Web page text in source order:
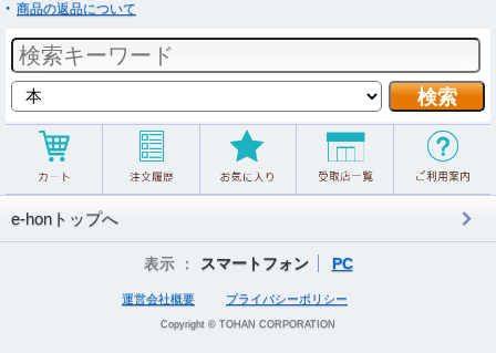
商品の返品について
e-honトップへ
表示 ： スマートフォン PC
運営会社概要 プライバシーポリシー
Copyright © TOHAN CORPORATION